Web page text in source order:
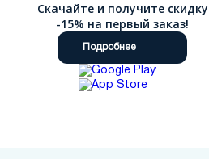
Скачайте и получите скидку
-15% на первый заказ!
Подробнее